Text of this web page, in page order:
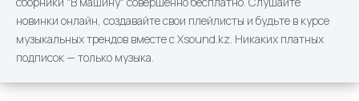
новинки онлайн, создавайте свои плейлисты и будьте в курсе
музыкальных трендов вместе с Xsound.kz. Никаких платных
подписок — только музыка.